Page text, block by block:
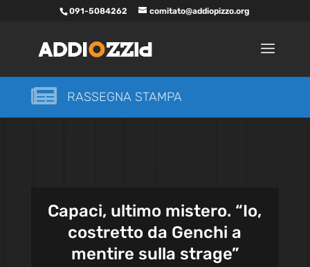
091-5084262 comitato@addiopizzo.org
 RASSEGNA STAMPA
Capaci, ultimo mistero. “Io,
costretto da Genchi a
mentire sulla strage”